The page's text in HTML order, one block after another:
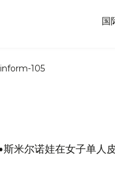
国
105
米尔诺娃在女子单人